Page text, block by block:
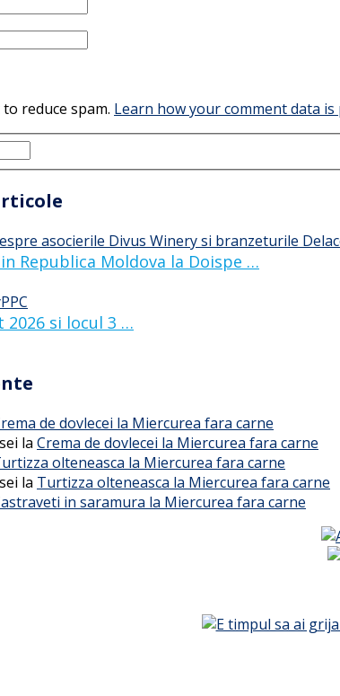
reduce spam. Learn how your comment data is
Republica Moldova la Doispe …
2026 si locul 3 …
de dovlecei la Miercurea fara carne
la Crema de dovlecei la Miercurea fara carne
olteneasca la Miercurea fara carne
la Turtizza olteneasca la Miercurea fara carne
in saramura la Miercurea fara carne